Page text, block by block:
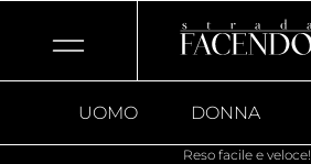
UOMO DONNA
Reso facile e veloce!